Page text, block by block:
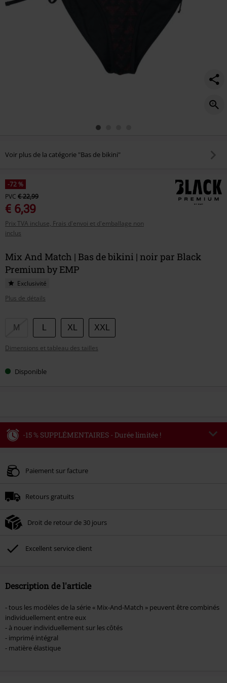
Voir plus de la catégorie "Bas de bikini"
-72 %
PVC € 22,99
€ 6,39
Prix TVA incluse, Frais d'envoi et d'emballage non
inclus
Mix And Match | Bas de bikini | noir par Black
Premium by EMP
Exclusivité
Plus de détails
Choisissez
taille
M XL XXL
Dimensions et tableau des tailles
Disponible
-15 % SUPPLÉMENTAIRES - Durée limitée !
Valable jusqu'au 09/08/2026
Une fois le code saisi, la réduction sera automatiquement déduite à la fin de
Non cumulable avec dautres promotions. Non valable sur : les livres, les
Broilers, Die Ärzte, Die Toten Hosen, Metality, les bons d'achat et les articles
incluant un don.
Paiement sur facture
Retours gratuits
Droit de retour de 30 jours
Excellent service client
Description de l'article
- tous les modèles de la série « Mix-And-Match » peuvent être combinés
individuellement entre eux
- à nouer individuellement sur les côtés
- imprimé intégral
- matière élastique